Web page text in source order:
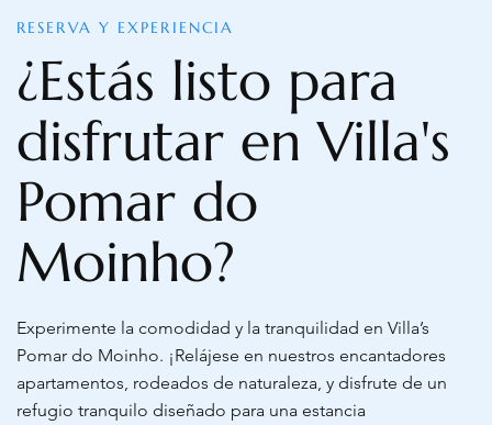
RESERVA Y EXPERIENCIA
¿Estás listo para
disfrutar en Villa's
Pomar do
Moinho?
Experimente la comodidad y la tranquilidad en Villa’s
Pomar do Moinho. ¡Relájese en nuestros encantadores
apartamentos, rodeados de naturaleza, y disfrute de un
refugio tranquilo diseñado para una estancia